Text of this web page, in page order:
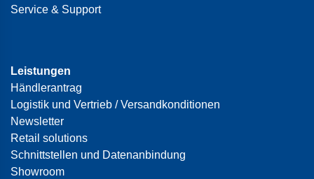
Service & Support
Leistungen
Händlerantrag
Logistik und Vertrieb / Versandkonditionen
Newsletter
Retail solutions
Schnittstellen und Datenanbindung
Showroom